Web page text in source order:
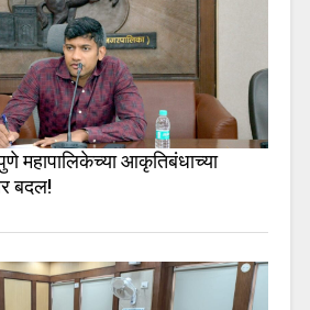
महापालिकेच्या आकृतिबंधाच्या
बदल!